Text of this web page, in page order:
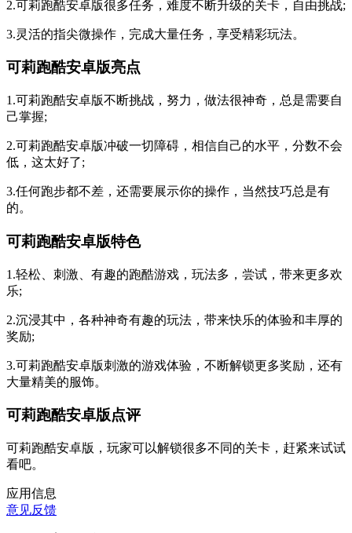
2.可莉跑酷安卓版很多任务，难度不断升级的关卡，自由挑战;
3.灵活的指尖微操作，完成大量任务，享受精彩玩法。
可莉跑酷安卓版亮点
1.可莉跑酷安卓版不断挑战，努力，做法很神奇，总是需要自
己掌握;
2.可莉跑酷安卓版冲破一切障碍，相信自己的水平，分数不会
低，这太好了;
3.任何跑步都不差，还需要展示你的操作，当然技巧总是有
的。
可莉跑酷安卓版特色
1.轻松、刺激、有趣的跑酷游戏，玩法多，尝试，带来更多欢
乐;
2.沉浸其中，各种神奇有趣的玩法，带来快乐的体验和丰厚的
奖励;
3.可莉跑酷安卓版刺激的游戏体验，不断解锁更多奖励，还有
大量精美的服饰。
可莉跑酷安卓版点评
可莉跑酷安卓版，玩家可以解锁很多不同的关卡，赶紧来试试
看吧。
应用信息
意见反馈